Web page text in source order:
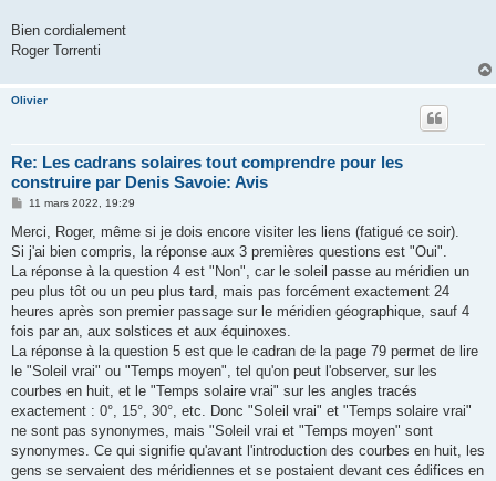
Bien cordialement
Roger Torrenti
Olivier
Re: Les cadrans solaires tout comprendre pour les
construire par Denis Savoie: Avis
M
s
g
11 mars 2022, 19:29
Merci, Roger, même si je dois encore visiter les liens (fatigué ce soir).
Si j'ai bien compris, la réponse aux 3 premières questions est "Oui".
La réponse à la question 4 est "Non", car le soleil passe au méridien un
peu plus tôt ou un peu plus tard, mais pas forcément exactement 24
heures après son premier passage sur le méridien géographique, sauf 4
fois par an, aux solstices et aux équinoxes.
La réponse à la question 5 est que le cadran de la page 79 permet de lire
le "Soleil vrai" ou "Temps moyen", tel qu'on peut l'observer, sur les
courbes en huit, et le "Temps solaire vrai" sur les angles tracés
exactement : 0°, 15°, 30°, etc. Donc "Soleil vrai" et "Temps solaire vrai"
ne sont pas synonymes, mais "Soleil vrai et "Temps moyen" sont
synonymes. Ce qui signifie qu'avant l'introduction des courbes en huit, les
gens se servaient des méridiennes et se postaient devant ces édifices en